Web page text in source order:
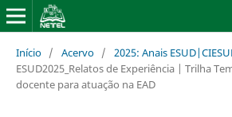
Início / Acervo / 2025: Anais
ESUD2025_Relatos de Experiência | Trilha
docente para atuação na EAD